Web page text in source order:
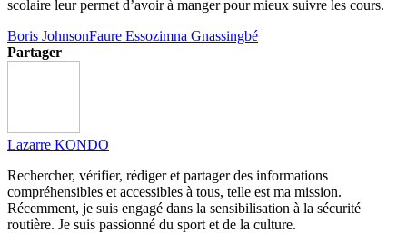
scolaire leur permet d’avoir à manger pour mieux suivre les cours.
Boris JohnsonFaure Essozimna Gnassingbé
Partager
Lazarre KONDO
Rechercher, vérifier, rédiger et partager des informations
compréhensibles et accessibles à tous, telle est ma mission.
Récemment, je suis engagé dans la sensibilisation à la sécurité
routière. Je suis passionné du sport et de la culture.